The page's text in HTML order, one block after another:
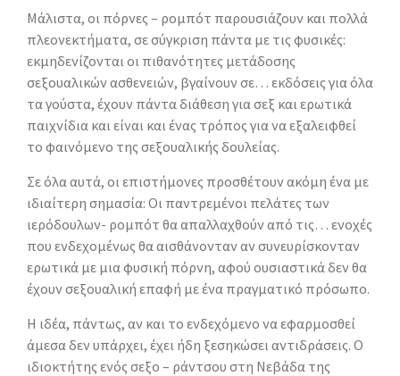
Μάλιστα, οι πόρνες – ρομπότ παρουσιάζουν και πολλά
πλεονεκτήματα, σε σύγκριση πάντα με τις φυσικές:
εκμηδενίζονται οι πιθανότητες μετάδοσης
σεξουαλικών ασθενειών, βγαίνουν σε… εκδόσεις για όλα
τα γούστα, έχουν πάντα διάθεση για σεξ και ερωτικά
παιχνίδια και είναι και ένας τρόπος για να εξαλειφθεί
το φαινόμενο της σεξουαλικής δουλείας.
Σε όλα αυτά, οι επιστήμονες προσθέτουν ακόμη ένα με
ιδιαίτερη σημασία: Οι παντρεμένοι πελάτες των
ιερόδουλων- ρομπότ θα απαλλαχθούν από τις… ενοχές
που ενδεχομένως θα αισθάνονταν αν συνευρίσκονταν
ερωτικά με μια φυσική πόρνη, αφού ουσιαστικά δεν θα
έχουν σεξουαλική επαφή με ένα πραγματικό πρόσωπο.
Η ιδέα, πάντως, αν και το ενδεχόμενο να εφαρμοσθεί
άμεσα δεν υπάρχει, έχει ήδη ξεσηκώσει αντιδράσεις. Ο
ιδιοκτήτης ενός σεξο – ράντσου στη Νεβάδα της